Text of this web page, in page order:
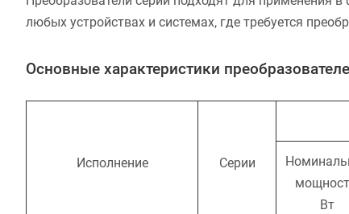
любых устройствах и системах, где требуется
Основные характеристики
Исполнение Серии
Вт